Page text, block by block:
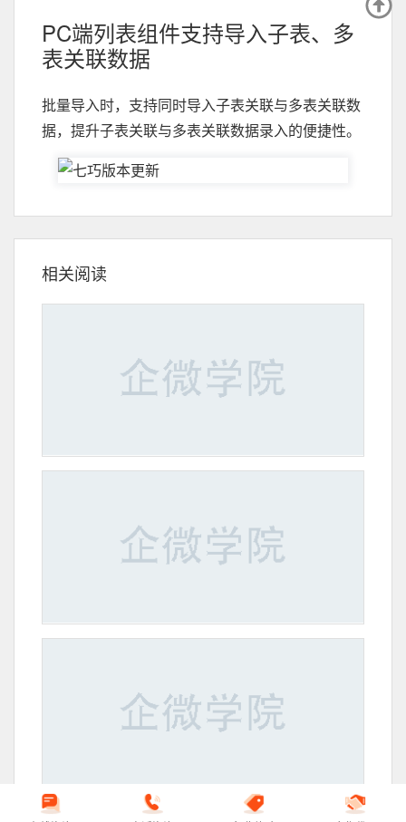
PC端列表组件支持导入子表、多
表关联数据
批量导入时，支持同时导入子表关联与多表关联数
据，提升子表关联与多表关联数据录入的便捷性。
相关阅读